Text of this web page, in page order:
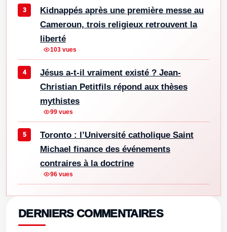
Kidnappés après une première messe au
Cameroun, trois religieux retrouvent la
liberté
103 vues
Jésus a-t-il vraiment existé ? Jean-
Christian Petitfils répond aux thèses
mythistes
99 vues
Toronto : l’Université catholique Saint
Michael finance des événements
contraires à la doctrine
96 vues
DERNIERS COMMENTAIRES